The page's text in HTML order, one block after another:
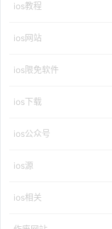
ios教程
ios网站
ios限免软件
ios下载
ios公众号
ios源
ios相关